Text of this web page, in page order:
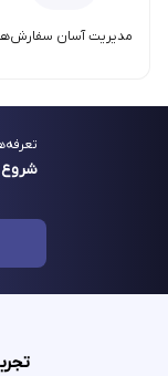
مدیریت آسان
شروع